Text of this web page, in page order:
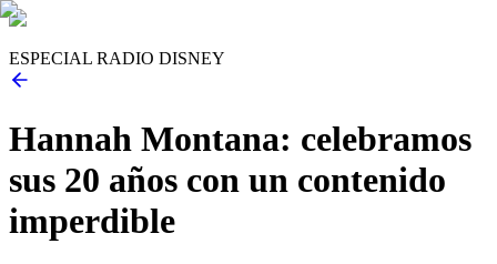
ESPECIAL RADIO DISNEY
Hannah Montana: celebramos
sus 20 años con un contenido
imperdible